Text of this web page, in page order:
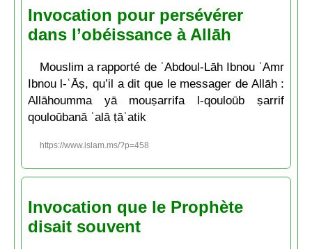
Invocation pour persévérer
dans l’obéissance à Allāh
Mouslim a rapporté de ʿAbdoul-Lāh Ibnou ʿAmr
Ibnou l-ʿĀṣ, qu’il a dit que le messager de Allāh :
Allāhoumma yā mouṣarrifa l-qouloūb ṣarrif
qouloūbanā ʿalā ṭāʿatik
https://www.islam.ms/?p=458
Invocation que le Prophète
disait souvent